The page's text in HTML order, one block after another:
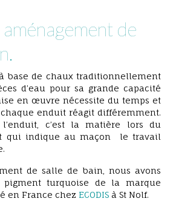
de
base de chaux traditionnellement
d’eau pour sa grande capacité
en œuvre nécessite du temps et
enduit réagit différemment.
c’est la matière lors du
qui indique au maçon le travail
de salle de bain, nous avons
turquoise de la marque
en France chez ECODIS à St Nolf.